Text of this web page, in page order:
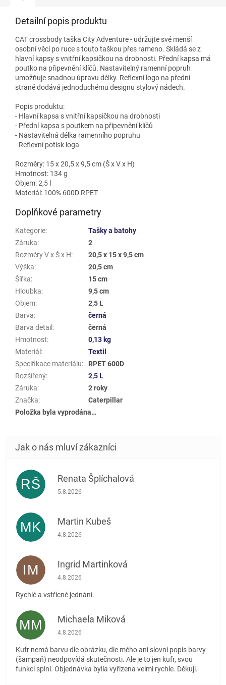
Detailní popis produktu
CAT crossbody taška City Adventure - udržujte své menší
osobní věci po ruce s touto taškou přes rameno. Skládá se z
hlavní kapsy s vnitřní kapsičkou na drobnosti. Přední kapsa má
poutko na připevnění klíčů. Nastavitelný ramenní popruh
umožňuje snadnou úpravu délky. Reflexní logo na přední
straně dodává jednoduchému designu stylový nádech.
Popis produktu:
- Hlavní kapsa s vnitřní kapsičkou na drobnosti
- Přední kapsa s poutkem na připevnění klíčů
- Nastavitelná délka ramenního popruhu
- Reflexní potisk loga
Rozměry: 15 x 20,5 x 9,5 cm (Š x V x H)
Hmotnost: 134 g
Objem: 2,5 l
Materiál: 100% 600D RPET
Doplňkové parametry
Kategorie:
Tašky a batohy
Záruka:
2
Rozměry V x Š x H:
20,5 x 15 x 9,5 cm
Výška:
20,5 cm
Šířka:
15 cm
Hloubka:
9,5 cm
Objem:
2,5 L
Barva:
černá
Barva detail :
černá
Hmotnost:
0,13 kg
Materiál :
Textil
Specifikace materiálu:
RPET 600D
Rozšířený:
2,5 L
Záruka:
2 roky
Značka:
Caterpillar
Položka byla vyprodána…
RŠ Renata Šplíchalová
Hodnocení obchodu je 5 z 5 hvězdiček.
5.8.2026
MK Martin Kubeš
Hodnocení obchodu je 5 z 5 hvězdiček.
4.8.2026
IM Ingrid Martinková
Hodnocení obchodu je 5 z 5 hvězdiček.
4.8.2026
Rychlé a vstřícné jednání.
MM Michaela Miková
Hodnocení obchodu je 5 z 5 hvězdiček.
4.8.2026
Kufr nemá barvu dle obrázku, dle mého ani slovní popis barvy
(šampaň) neodpovídá skutečnosti. Ale je to jen kufr, svou
funkci splní. Objednávka bylla vyřizena velmi rychle. Děkuji.